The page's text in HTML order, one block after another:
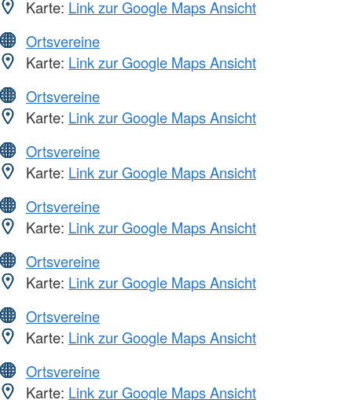
Karte: Link zur Google Maps Ansicht
Ortsvereine
Karte: Link zur Google Maps Ansicht
Ortsvereine
Karte: Link zur Google Maps Ansicht
Ortsvereine
Karte: Link zur Google Maps Ansicht
Ortsvereine
Karte: Link zur Google Maps Ansicht
Ortsvereine
Karte: Link zur Google Maps Ansicht
Ortsvereine
Karte: Link zur Google Maps Ansicht
Ortsvereine
Karte: Link zur Google Maps Ansicht